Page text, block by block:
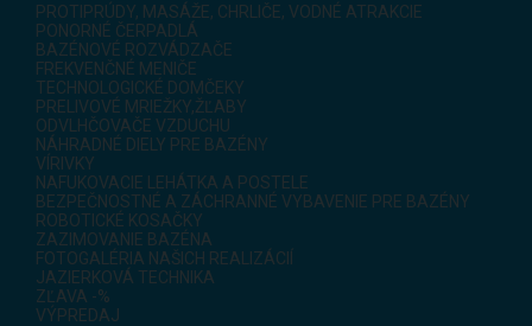
PROTIPRÚDY, MASÁŽE, CHRLIČE, VODNÉ ATRAKCIE
PONORNÉ ČERPADLÁ
BAZÉNOVÉ ROZVÁDZAČE
FREKVENČNÉ MENIČE
TECHNOLOGICKÉ DOMČEKY
PRELIVOVÉ MRIEŽKY,ŽĽABY
ODVLHČOVAČE VZDUCHU
NÁHRADNÉ DIELY PRE BAZÉNY
VÍRIVKY
NAFUKOVACIE LEHÁTKA A POSTELE
BEZPEČNOSTNÉ A ZÁCHRANNÉ VYBAVENIE PRE BAZÉNY
ROBOTICKÉ KOSAČKY
ZAZIMOVANIE BAZÉNA
FOTOGALÉRIA NAŠICH REALIZÁCIÍ
JAZIERKOVÁ TECHNIKA
ZĽAVA -%
VÝPREDAJ